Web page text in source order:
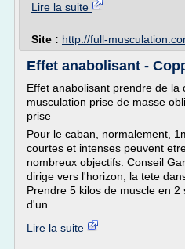
Lire la suite
Site : http://full-
Effet anabolisant -
Effet anabolisant prendre de la
musculation prise de masse
prise
Pour le caban, normalement,
courtes et intenses peuvent
nombreux objectifs. Conseil
dirige vers l'horizon, la tete
Prendre 5 kilos de muscle en
d'un...
Lire la suite